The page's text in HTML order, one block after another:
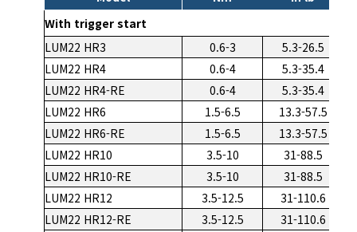
With trigger start
LUM22 HR3
0.6-3
5.3-26.5
LUM22 HR4
0.6-4
5.3-35.4
LUM22 HR4-RE
0.6-4
5.3-35.4
LUM22 HR6
1.5-6.5
13.3-57.5
LUM22 HR6-RE
1.5-6.5
13.3-57.5
LUM22 HR10
3.5-10
31-88.5
LUM22 HR10-RE
3.5-10
31-88.5
LUM22 HR12
3.5-12.5
31-110.6
LUM22 HR12-RE
3.5-12.5
31-110.6